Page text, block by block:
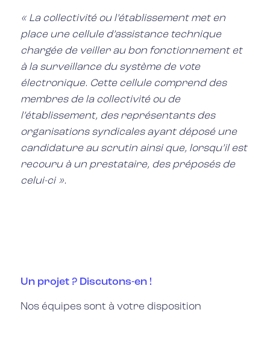
« La collectivité ou l’établissement met en
place une cellule d’assistance technique
chargée de veiller au bon fonctionnement et
à la surveillance du système de vote
électronique. Cette cellule comprend des
membres de la collectivité ou de
l’établissement, des représentants des
organisations syndicales ayant déposé une
candidature au scrutin ainsi que, lorsqu’il est
recouru à un prestataire, des préposés de
celui-ci ».
Un projet ? Discutons-en !
Nos équipes sont à votre disposition